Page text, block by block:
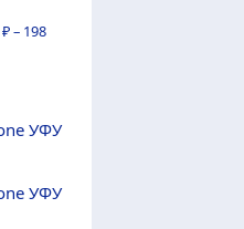
₽– 198